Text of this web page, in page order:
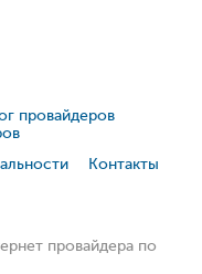
провайдеров
Контакты
провайдера по